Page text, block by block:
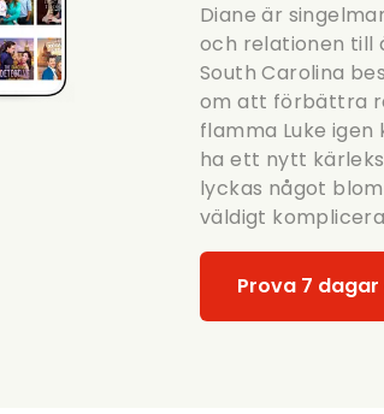
Diane är
och relationen till
South Carolina
om att förbättra
flamma Luke
ha ett nytt
lyckas något
väldigt
Prova 7